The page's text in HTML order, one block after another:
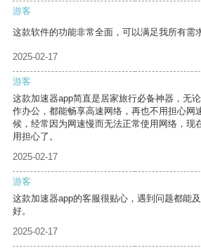
游客
这款软件的功能非常全面，可以满足我所有需
2025-02-17
游客
这款加速器app简直是居家旅行必备神器，无
作办公，都能畅享高速网络，再也不用担心网
候，经常因为网速慢而无法正常使用网络，现
用担心了。
2025-02-17
游客
这款加速器app的客服很贴心，遇到问题都能
好。
2025-02-17